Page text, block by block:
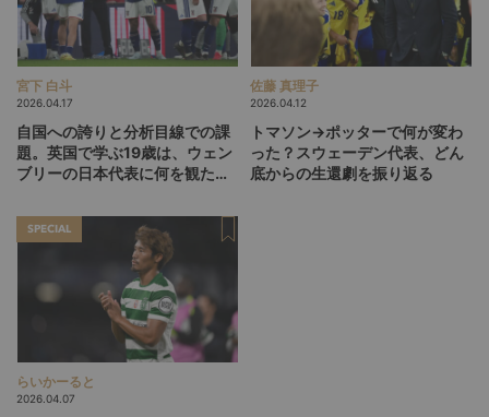
宮下 白斗
2026.04.17
自国への誇りと分析目線での課
題。英国で学ぶ19歳は、ウェン
ブリーの日本代表に何を観た
佐藤 真理子
2026.04.12
トマソン→ポッターで何が変わ
った？スウェーデン代表、どん
底からの生還劇を振り返る
SPECIAL
らいかーると
2026.04.07